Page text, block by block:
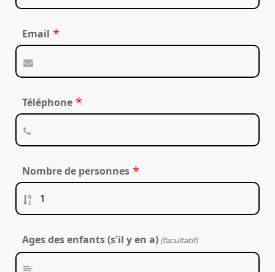
Email *
Téléphone *
Nombre de personnes *
Ages des enfants (s'il y en a) (facultatif)